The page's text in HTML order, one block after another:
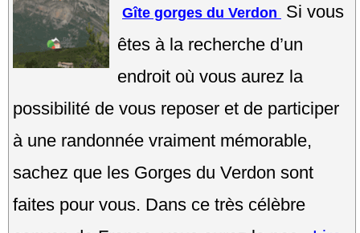
Gîte gorges du Verdon
Si vous
êtes à la recherche d’un
endroit où vous aurez la
possibilité de vous reposer et de participer
à une randonnée vraiment mémorable,
sachez que les Gorges du Verdon sont
faites pour vous. Dans ce très célèbre